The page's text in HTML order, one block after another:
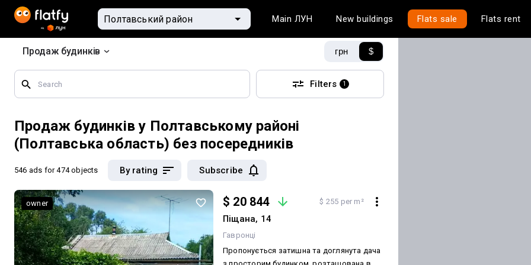
Main ЛУН New buildings Flats sale Flats rent
Продаж будинків грн $
Search
by
geographical
Filters 1
Продаж будинків у Полтавському районі
(Полтавська область) без посередників
546 ads for 474 objects By rating Subscribe
$ 20 844 $ 255 per m²
Піщана, 14
Гавронці
Пропонується затишна та доглянута дача
owner